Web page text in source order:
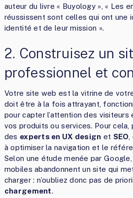
auteur du livre « Buyology », « Les
réussissent sont celles qui ont une
identité et de leur mission ».
2. Construisez un
professionnel et
Votre site web est la vitrine de
doit être à la fois attrayant,
pour capter l’attention des
vos produits ou services. Pour
des experts en UX design et SEO
à optimiser la navigation et le
Selon une étude menée par
mobiles abandonnent un site qui
charger : n’oubliez donc pas de
chargement.